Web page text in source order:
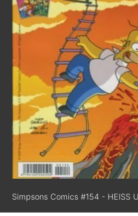
Simpsons Comics #154 - HEISS